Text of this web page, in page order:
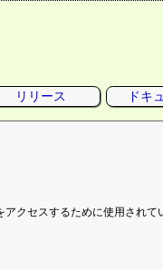
リリース ドキ
クセスするために使用され